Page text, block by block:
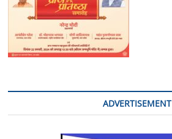
ADVERTISEMENT